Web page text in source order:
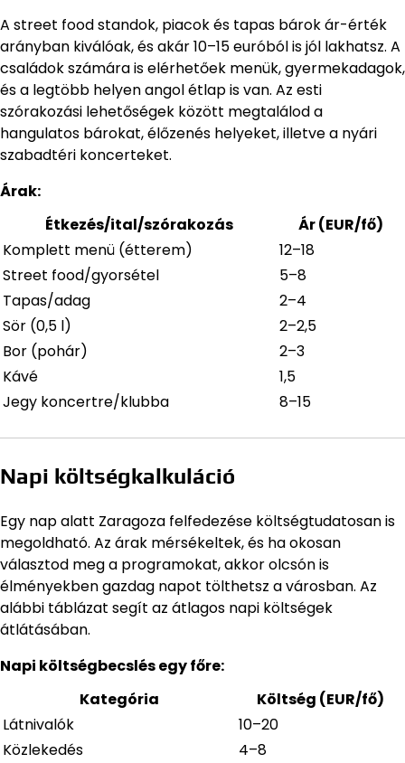
A street food standok, piacok és tapas bárok ár-érték
arányban kiválóak, és akár 10–15 euróból is jól lakhatsz. A
családok számára is elérhetőek menük, gyermekadagok,
és a legtöbb helyen angol étlap is van. Az esti
szórakozási lehetőségek között megtalálod a
hangulatos bárokat, élőzenés helyeket, illetve a nyári
szabadtéri koncerteket.
Árak:
Étkezés/ital/szórakozás
Ár (EUR/fő)
Komplett menü (étterem)
12–18
Street food/gyorsétel
5–8
Tapas/adag
2–4
Sör (0,5 l)
2–2,5
Bor (pohár)
2–3
Kávé
1,5
Jegy koncertre/klubba
8–15
Napi költségkalkuláció
Egy nap alatt Zaragoza felfedezése költségtudatosan is
megoldható. Az árak mérsékeltek, és ha okosan
választod meg a programokat, akkor olcsón is
élményekben gazdag napot tölthetsz a városban. Az
alábbi táblázat segít az átlagos napi költségek
átlátásában.
Napi költségbecslés egy főre:
Kategória
Költség (EUR/fő)
Látnivalók
10–20
Közlekedés
4–8